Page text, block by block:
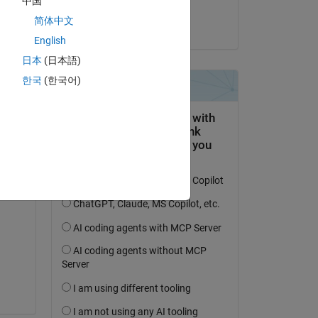
le 26 Juin 2018
简体中文
English
日本 (日本語)
한국 (한국어)